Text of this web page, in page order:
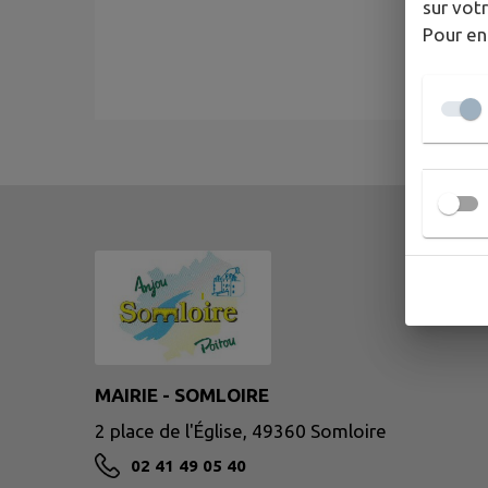
MAIRIE - SOMLOIRE
2 place de l'Église, 49360 Somloire
02 41 49 05 40
sur
Pour